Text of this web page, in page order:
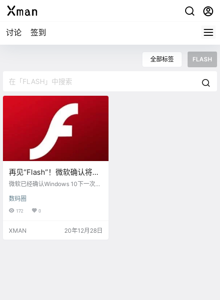
讨论 签到
全部标签 FLASH
再见“Flash”！微软确认将删
除WIN10的FlashPlayer
微软已经确认Windows 10下一次更
着Flash Player将成为历史。与此同
时，Adobe公司也发布了新的弹窗
弹窗通知 事实上，微软早就开始了
数码圈
172 0
XMAN 20年12月28日